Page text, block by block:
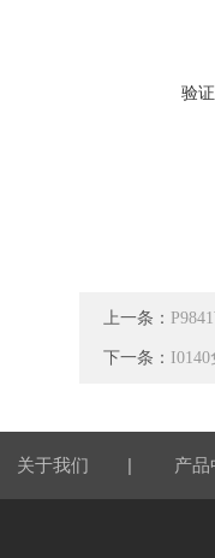
验
上一条：
下一条：
关于我们 | 产品